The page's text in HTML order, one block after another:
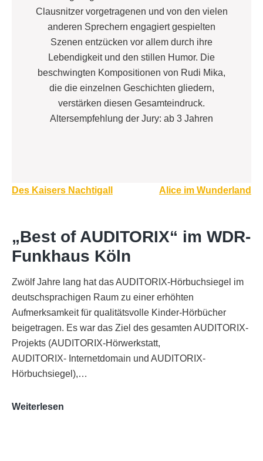
Clausnitzer vorgetragenen und von den vielen
anderen Sprechern engagiert gespielten
Szenen entzücken vor allem durch ihre
Lebendigkeit und den stillen Humor. Die
beschwingten Kompositionen von Rudi Mika,
die die einzelnen Geschichten gliedern,
verstärken diesen Gesamteindruck.
Altersempfehlung der Jury: ab 3 Jahren
Beitragsnavigation
Des Kaisers Nachtigall Alice im Wunderland
„Best of AUDITORIX“ im WDR-
Funkhaus Köln
Zwölf Jahre lang hat das AUDITORIX-Hörbuchsiegel im
deutschsprachigen Raum zu einer erhöhten
Aufmerksamkeit für qualitätsvolle Kinder-Hörbücher
beigetragen. Es war das Ziel des gesamten AUDITORIX-
Projekts (AUDITORIX-Hörwerkstatt,
AUDITORIX- Internetdomain und AUDITORIX-
Hörbuchsiegel),…
Weiterlesen